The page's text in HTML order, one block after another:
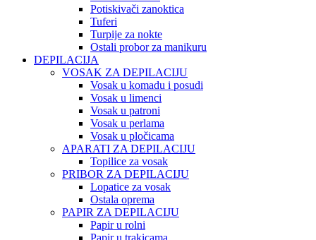
Potiskivači zanoktica
Tuferi
Turpije za nokte
Ostali probor za manikuru
DEPILACIJA
VOSAK ZA DEPILACIJU
Vosak u komadu i posudi
Vosak u limenci
Vosak u patroni
Vosak u perlama
Vosak u pločicama
APARATI ZA DEPILACIJU
Topilice za vosak
PRIBOR ZA DEPILACIJU
Lopatice za vosak
Ostala oprema
PAPIR ZA DEPILACIJU
Papir u rolni
Papir u trakicama